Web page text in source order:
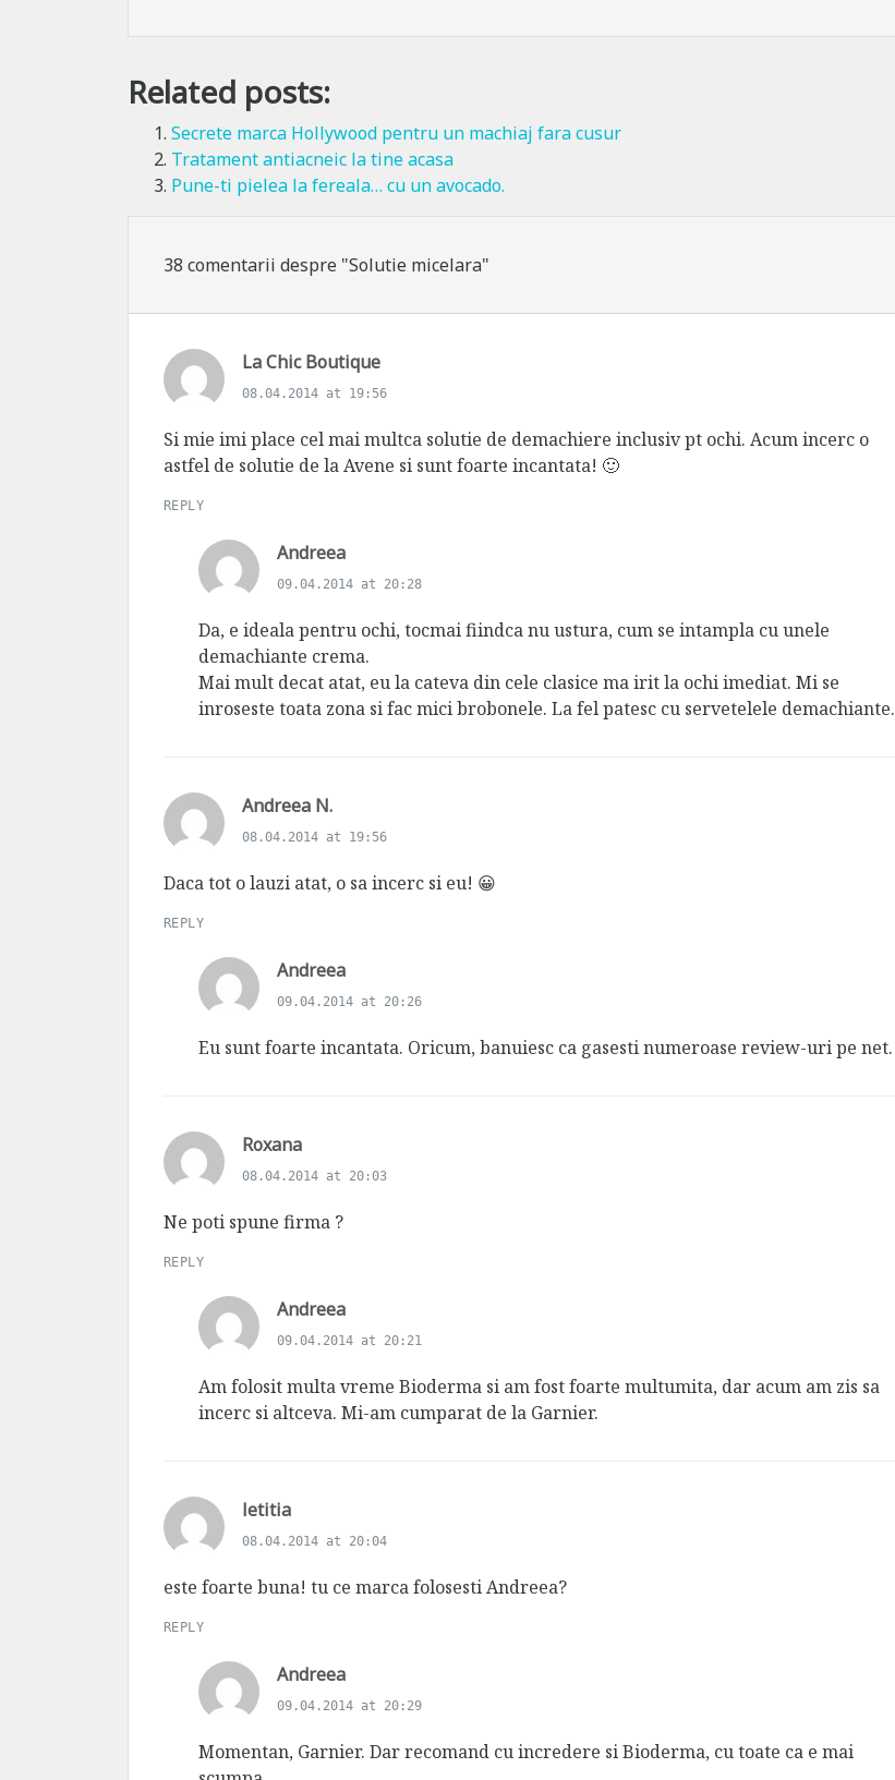
Related posts:
Secrete marca Hollywood pentru un machiaj fara cusur
Tratament antiacneic la tine acasa
Pune-ti pielea la fereala… cu un avocado.
38 comentarii despre "Solutie micelara"
La Chic Boutiques
a
s
:
08.04.2014 at 19:56
Si mie imi place cel mai multca solutie de demachiere inclusiv pt ochi. Acum incerc o
astfel de solutie de la Avene si sunt foarte incantata! 🙂
REPLY
Andreeas
a
s
:
09.04.2014 at 20:28
Da, e ideala pentru ochi, tocmai fiindca nu ustura, cum se intampla cu unele
demachiante crema.
Mai mult decat atat, eu la cateva din cele clasice ma irit la ochi imediat. Mi se
inroseste toata zona si fac mici brobonele. La fel patesc cu servetelele demachiante.
Andreea N.s
a
s
08.04.2014 at 19:56
Daca tot o lauzi atat, o sa incerc si eu! 😀
REPLY
Andreeas
a
s
09.04.2014 at 20:26
Eu sunt foarte incantata. Oricum, banuiesc ca gasesti numeroase review-uri pe net.
Roxanas
a
s
08.04.2014 at 20:03
Ne poti spune firma ?
REPLY
Andreeas
a
s
:
09.04.2014 at 20:21
Am folosit multa vreme Bioderma si am fost foarte multumita, dar acum am zis sa
incerc si altceva. Mi-am cumparat de la Garnier.
letitias
a
s
08.04.2014 at 20:04
este foarte buna! tu ce marca folosesti Andreea?
REPLY
Andreeas
a
s
09.04.2014 at 20:29
Momentan, Garnier. Dar recomand cu incredere si Bioderma, cu toate ca e mai